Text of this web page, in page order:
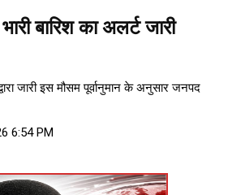
भारी बारिश का अलर्ट जारी
जारी इस मौसम पूर्वानुमान के अनुसार जनपद
6:54 PM